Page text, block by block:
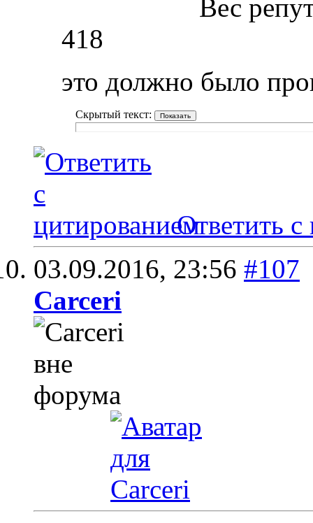
Вес
418
это должно было
Скрытый текст:
Ответить с
03.09.2016, 23:56 #107
Carceri